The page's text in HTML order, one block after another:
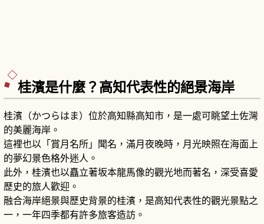
桂濱是什麼？高知代表性的絕景海岸
桂濱（かつらはま）位於高知縣高知市，是一處可眺望土佐灣
的美麗海岸。
這裡也以「賞月名所」聞名，滿月夜晚時，月光映照在海面上
的夢幻景色格外迷人。
此外，桂濱也以矗立著坂本龍馬像的觀光地而著名，深受喜愛
歷史的旅人歡迎。
融合海岸絕景與歷史背景的桂濱，是高知代表性的觀光景點之
一，一年四季都有許多旅客造訪。